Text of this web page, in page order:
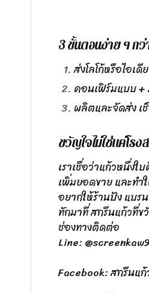
3 ขั้นตอนง่าย ๆ กว่
ส่งโลโก้หรือไอเ
คอนเฟิร์มแบบ
ผลิตและจัดส่ง เ
ขวัญใจไม่ใช่แค่โร
เราเชื่อว่าแก้วหนึ่ง
เพิ่มยอดขาย และทำ
อยากให้ร้านปัง แบร
ทักมาที่ สกรีนแก้วที่ข
ช่องทางติดต่อ
Line:
Facebook:สกรีนแ